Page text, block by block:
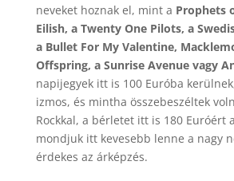
neveket hoznak el, mint a Prophets
Eilish, a Twenty One Pilots, a
a Bullet For My Valentine,
Offspring, a Sunrise Avenue vagy
napijegyek itt is 100 Euróba
izmos, és mintha összebeszéltek
Rockkal, a bérletet itt is 180 Euróért
mondjuk itt kevesebb lenne a nagy
érdekes az árképzés.